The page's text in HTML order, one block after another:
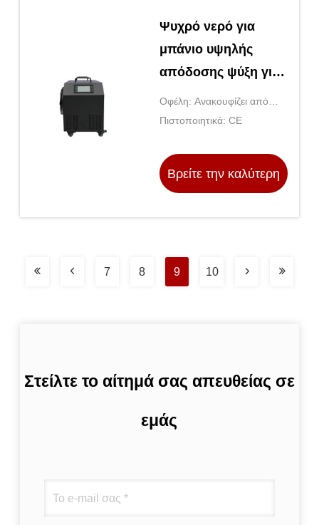
Ψυχρό νερό για
μπάνιο υψηλής
απόδοσης ψύξη για
κρύο βυθισμό
Οφέλη: Ανακουφίζει από
πονόλαιμους μύες, μειώνει
χαλάρωση
Πιστοποιητικά: CE
Βρείτε την καλύτερη
7 8 9 10
Στείλτε το αίτημά σας απευθείας σε
εμάς